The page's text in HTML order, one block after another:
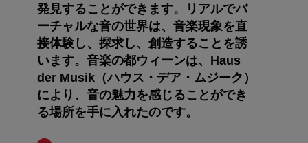
発見することができます。リアルでバ
ーチャルな音の世界は、音楽現象を直
接体験し、探求し、創造することを誘
います。音楽の都ウィーンは、Haus
der Musik（ハウス・デア・ムジーク）
により、音の魅力を感じることができ
る場所を手に入れたのです。